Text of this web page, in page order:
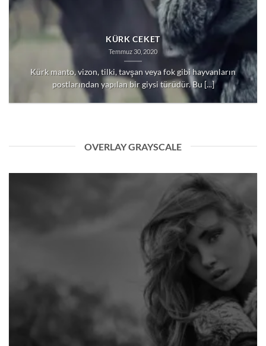
KÜRK CEKET
Temmuz 30, 2020
Kürk manto, vizon, tilki, tavşan veya fok gibi hayvanların
postlarından yapılan bir giysi türüdür. Bu [...]
OVERLAY GRAYSCALE